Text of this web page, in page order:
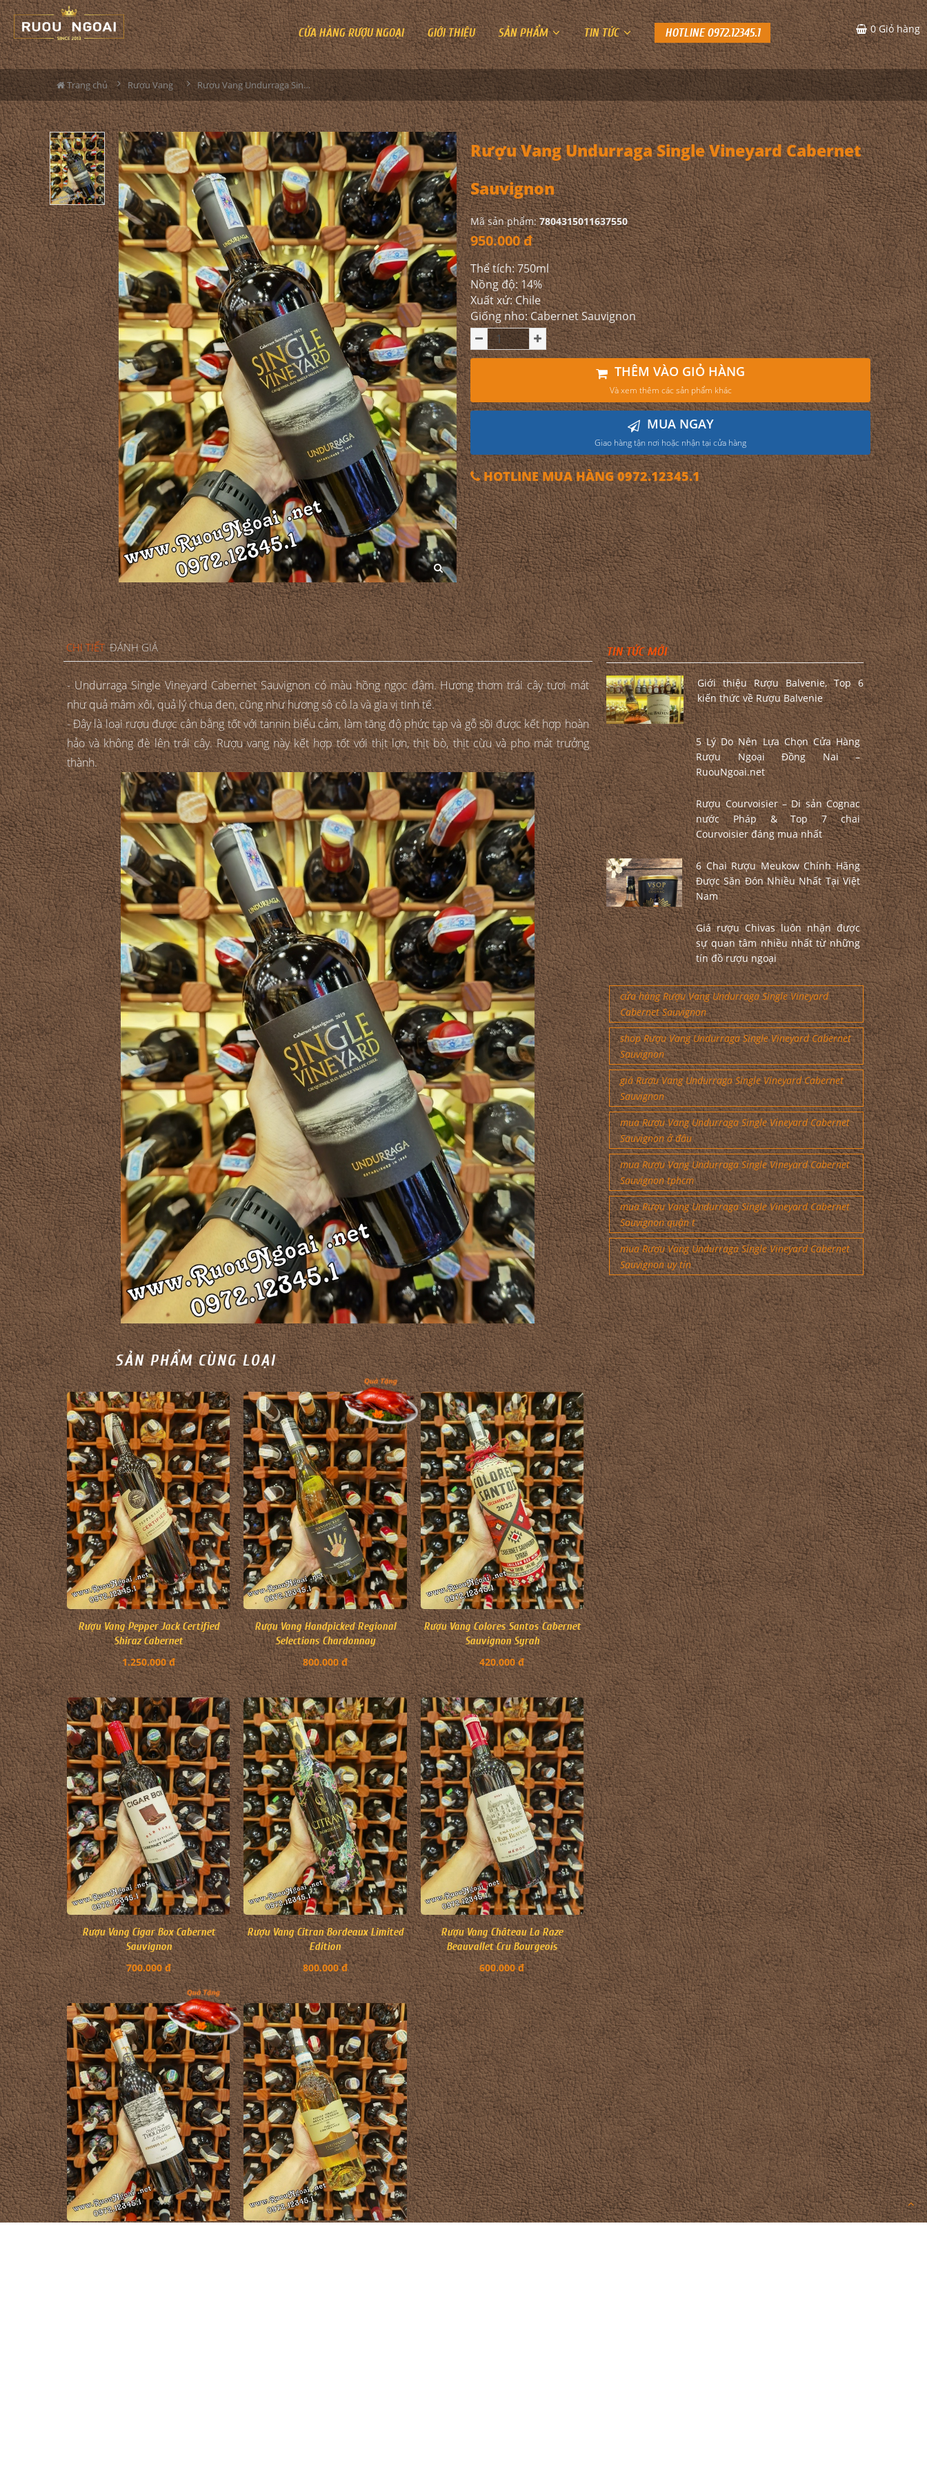
CỬA HÀNG RƯỢU NGOẠI GIỚI THIỆU SẢN PHẨM TIN TỨC HOTLINE 0972.12345.1 0 Giỏ hàng
Trang chủ Rượu Vang Rượu Vang Undurraga Single Vineyard Cabernet Sauvignon
Rượu Vang Undurraga Single Vineyard Cabernet
Sauvignon
Mã sản phẩm:7804315011637550
950.000 đ
Thể tích: 750ml
Nồng độ: 14%
Xuất xứ: Chile
Giống nho: Cabernet Sauvignon
THÊM VÀO GIỎ HÀNG
Và xem thêm các sản phẩm khác
MUA NGAY
Giao hàng tận nơi hoặc nhận tại cửa hàng
HOTLINE MUA HÀNG 0972.12345.1
CHI TIẾT ĐÁNH GIÁ
- Undurraga Single Vineyard Cabernet Sauvignon có màu hồng ngọc đậm. Hương thơm trái cây tươi mát
như quả mâm xôi, quả lý chua đen, cũng như hương sô cô la và gia vị tinh tế.
- Đây là loại rượu được cân bằng tốt với tannin biểu cảm, làm tăng độ phức tạp và gỗ sồi được kết hợp hoàn
hảo và không đè lên trái cây. Rượu vang này kết hợp tốt với thịt lợn, thịt bò, thịt cừu và pho mát trưởng
thành.
SẢN PHẨM CÙNG LOẠI
Rượu Vang Pepper Jack Certified
Shiraz Cabernet
1.250.000 đ
Rượu Vang Handpicked Regional
Selections Chardonnay
800.000 đ
Rượu Vang Colores Santos Cabernet
Sauvignon Syrah
420.000 đ
Rượu Vang Cigar Box Cabernet
Sauvignon
700.000 đ
Rượu Vang Citran Bordeaux Limited
Edition
800.000 đ
Rượu Vang Château La Raze
Beauvallet Cru Bourgeois
600.000 đ
TIN TỨC MỚI
Giới thiệu Rượu Balvenie, Top 6
kiến thức về Rượu Balvenie
5 Lý Do Nên Lựa Chọn Cửa Hàng
Rượu Ngoại Đồng Nai –
RuouNgoai.net
Rượu Courvoisier – Di sản Cognac
nước Pháp & Top 7 chai
Courvoisier đáng mua nhất
6 Chai Rượu Meukow Chính Hãng
Được Săn Đón Nhiều Nhất Tại Việt
Nam
Giá rượu Chivas luôn nhận được
sự quan tâm nhiều nhất từ những
tín đồ rượu ngoại
cửa hàng Rượu Vang Undurraga Single Vineyard
Cabernet Sauvignon
shop Rượu Vang Undurraga Single Vineyard Cabernet
Sauvignon
giá Rượu Vang Undurraga Single Vineyard Cabernet
Sauvignon
mua Rượu Vang Undurraga Single Vineyard Cabernet
Sauvignon ở đâu
mua Rượu Vang Undurraga Single Vineyard Cabernet
Sauvignon tphcm
mua Rượu Vang Undurraga Single Vineyard Cabernet
Sauvignon quận t
mua Rượu Vang Undurraga Single Vineyard Cabernet
Sauvignon uy tín